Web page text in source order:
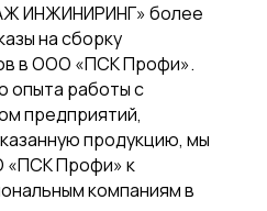
ИНЖИНИРИНГ» более
на сборку
в ООО «ПСК Профи».
опыта работы с
предприятий,
продукцию, мы
Профи» к
компаниям в